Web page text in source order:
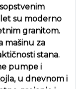
su moderno
granitom.
mašinu za
stana.
pumpe i
u dnevnom i